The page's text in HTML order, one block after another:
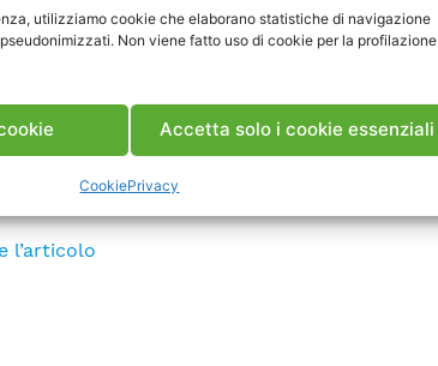
utilizziamo cookie che elaborano statistiche di navigazione
Non viene fatto uso di cookie per la profilazione
Accetta solo i cookie essenziali
CookiePrivacy
l’articolo